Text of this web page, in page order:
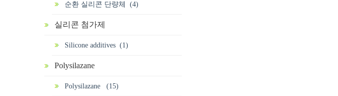
순환 실리콘 단량체 (4)
실리콘 첨가제
Silicone additives (1)
Polysilazane
Polysilazane (15)